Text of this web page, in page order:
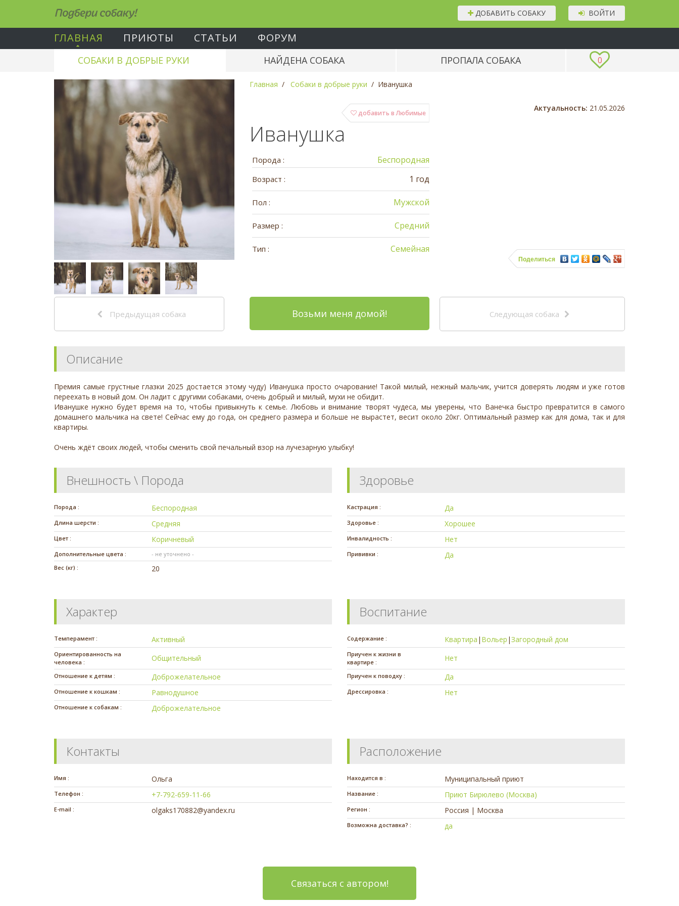
Подбери собаку! ВОЙТИ
ДОБАВИТЬ СОБАКУ
ГЛАВНАЯ ПРИЮТЫ СТАТЬИ ФОРУМ
0
СОБАКИ В ДОБРЫЕ РУКИ НАЙДЕНА СОБАКА ПРОПАЛА СОБАКА
Главная Собаки в добрые руки Иванушка
добавить в Любимые
Иванушка
Порода : Беспородная
Возраст : 1 год
Пол : Мужской
Размер : Средний
Тип : Семейная
Актуальность: 21.05.2026
Поделиться
Предыдущая собака Возьми меня домой! Следующая собака
Описание
Премия самые грустные глазки 2025 достается этому чуду) Иванушка просто очарование! Такой милый, нежный мальчик, учится доверять людям и уже готов
переехать в новый дом. Он ладит с другими собаками, очень добрый и милый, мухи не обидит.
Иванушке нужно будет время на то, чтобы привыкнуть к семье. Любовь и внимание творят чудеса, мы уверены, что Ванечка быстро превратится в самого
домашнего мальчика на свете! Сейчас ему до года, он среднего размера и больше не вырастет, весит около 20кг. Оптимальный размер как для дома, так и для
квартиры.
Очень ждёт своих людей, чтобы сменить свой печальный взор на лучезарную улыбку!
Внешность \ Порода
Порода : Беспородная
Длина шерсти : Средняя
Цвет : Коричневый
Дополнительные цвета :
- не уточнено -
Вес (кг) :
20
Здоровье
Кастрация : Да
Здоровье : Хорошее
Инвалидность : Нет
Прививки : Да
Характер
Темперамент : Активный
Ориентированность на
человека :
Общительный
Отношение к детям : Доброжелательное
Отношение к кошкам : Равнодушное
Отношение к собакам : Доброжелательное
Воспитание
Содержание : Квартира | Вольер |Загородный дом
Приучен к жизни в
квартире :
Нет
Приучен к поводку : Да
Дрессировка : Нет
Контакты
Имя : Ольга
Телефон : +7-792-659-11-66
E-mail : olgaks170882@yandex.ru
Расположение
Находится в : Муниципальный приют
Название : Приют Бирюлево (Москва)
Регион : Россия | Москва
Возможна доставка? : да
Связаться с автором!